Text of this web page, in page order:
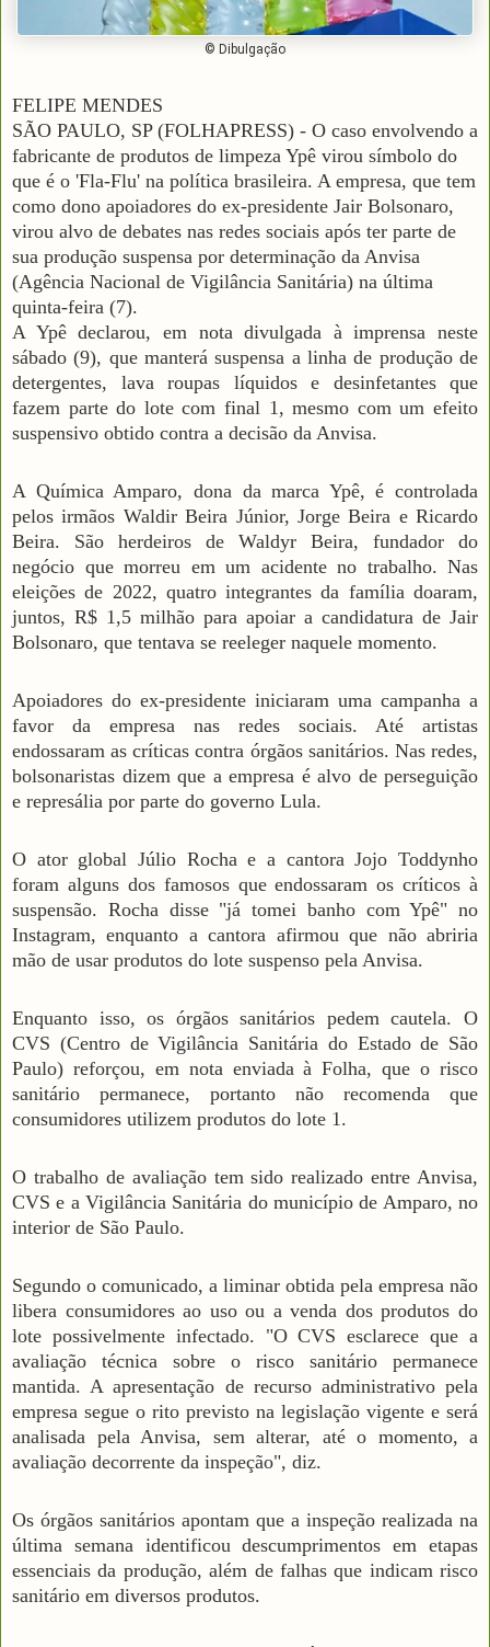
© Dibulgação
FELIPE MENDES
SÃO PAULO, SP (FOLHAPRESS) - O caso envolvendo a
fabricante de produtos de limpeza Ypê virou símbolo do
que é o 'Fla-Flu' na política brasileira. A empresa, que tem
como dono apoiadores do ex-presidente Jair Bolsonaro,
virou alvo de debates nas redes sociais após ter parte de
sua produção suspensa por determinação da Anvisa
(Agência Nacional de Vigilância Sanitária) na última
quinta-feira (7).
A Ypê declarou, em nota divulgada à imprensa neste
sábado (9), que manterá suspensa a linha de produção de
detergentes, lava roupas líquidos e desinfetantes que
fazem parte do lote com final 1, mesmo com um efeito
suspensivo obtido contra a decisão da Anvisa.
A Química Amparo, dona da marca Ypê, é controlada
pelos irmãos Waldir Beira Júnior, Jorge Beira e Ricardo
Beira. São herdeiros de Waldyr Beira, fundador do
negócio que morreu em um acidente no trabalho. Nas
eleições de 2022, quatro integrantes da família doaram,
juntos, R$ 1,5 milhão para apoiar a candidatura de Jair
Bolsonaro, que tentava se reeleger naquele momento.
Apoiadores do ex-presidente iniciaram uma campanha a
favor da empresa nas redes sociais. Até artistas
endossaram as críticas contra órgãos sanitários. Nas redes,
bolsonaristas dizem que a empresa é alvo de perseguição
e represália por parte do governo Lula.
O ator global Júlio Rocha e a cantora Jojo Toddynho
foram alguns dos famosos que endossaram os críticos à
suspensão. Rocha disse "já tomei banho com Ypê" no
Instagram, enquanto a cantora afirmou que não abriria
mão de usar produtos do lote suspenso pela Anvisa.
Enquanto isso, os órgãos sanitários pedem cautela. O
CVS (Centro de Vigilância Sanitária do Estado de São
Paulo) reforçou, em nota enviada à Folha, que o risco
sanitário permanece, portanto não recomenda que
consumidores utilizem produtos do lote 1.
O trabalho de avaliação tem sido realizado entre Anvisa,
CVS e a Vigilância Sanitária do município de Amparo, no
interior de São Paulo.
Segundo o comunicado, a liminar obtida pela empresa não
libera consumidores ao uso ou a venda dos produtos do
lote possivelmente infectado. "O CVS esclarece que a
avaliação técnica sobre o risco sanitário permanece
mantida. A apresentação de recurso administrativo pela
empresa segue o rito previsto na legislação vigente e será
analisada pela Anvisa, sem alterar, até o momento, a
avaliação decorrente da inspeção", diz.
Os órgãos sanitários apontam que a inspeção realizada na
última semana identificou descumprimentos em etapas
essenciais da produção, além de falhas que indicam risco
sanitário em diversos produtos.